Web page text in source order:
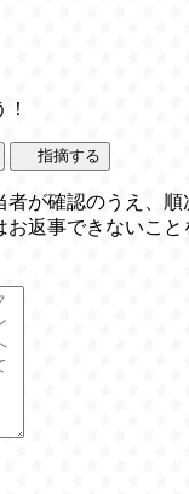
指摘する
が確認のうえ、順
お返事できないこ